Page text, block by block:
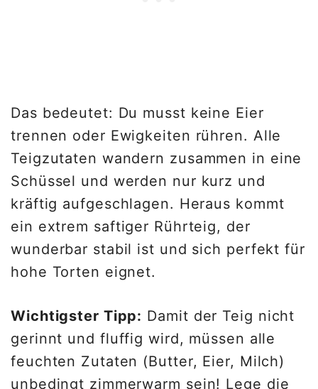
Das bedeutet: Du musst keine Eier
trennen oder Ewigkeiten rühren. Alle
Teigzutaten wandern zusammen in eine
Schüssel und werden nur kurz und
kräftig aufgeschlagen. Heraus kommt
ein extrem saftiger Rührteig, der
wunderbar stabil ist und sich perfekt für
hohe Torten eignet.
Wichtigster Tipp: Damit der Teig nicht
gerinnt und fluffig wird, müssen alle
feuchten Zutaten (Butter, Eier, Milch)
unbedingt zimmerwarm sein! Lege die